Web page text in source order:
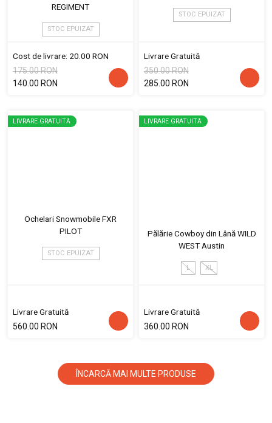
REGIMENT
STOC EPUIZAT
Cost de livrare: 20.00 RON
175.00 RON
140.00 RON
STOC EPUIZAT
Livrare Gratuită
350.00 RON
285.00 RON
LIVRARE GRATUITĂ
Ochelari Snowmobile FXR
PILOT
STOC EPUIZAT
Livrare Gratuită
560.00 RON
LIVRARE GRATUITĂ
Pălărie Cowboy din Lână WILD
WEST Austin
L XL
Livrare Gratuită
360.00 RON
ÎNCARCĂ MAI MULTE PRODUSE